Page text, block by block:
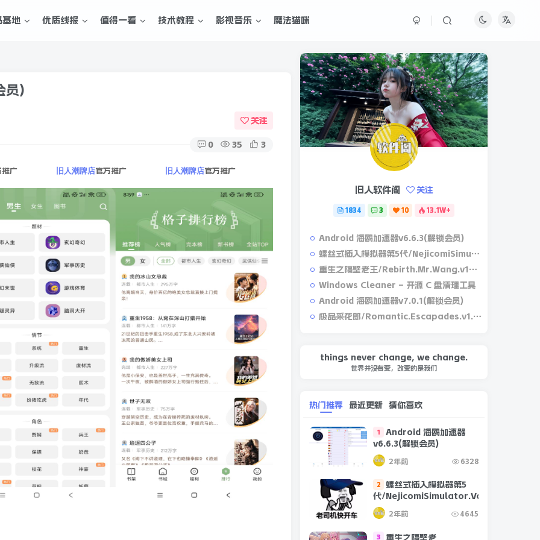
基地 优质线报 值得一看 技术教程 影视音乐 魔法猫咪
员)
关注
0 35 3
推广 旧人潮牌店官方推广 旧人潮牌店官方推广
旧人软件阁 关注
1834 3 10 13.1W+
Android 海鸥加速器v6.6.3(解锁会员)
螺丝式插入模拟器第5代/NejicomiSimulator.Vol.5.v1.0.2
重生之隔壁老王/Rebirth.Mr.Wang.v10032020
Windows Cleaner – 开源 C 盘清理工具
Android 海鸥加速器v7.0.1(解锁会员)
极品采花郎/Romantic.Escapades.v1.2.1
things never change, we change.
世界并没有变，改变的是我们
热门推荐 最近更新 猜你喜欢
1
Android 海鸥加速器
v6.6.3(解锁会员)
2年前 6328
2
螺丝式插入模拟器第5
代/NejicomiSimulator.Vol.5.v1.0.2
2年前 4645
3 重生之隔壁老